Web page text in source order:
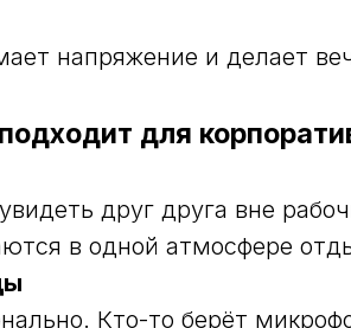
напряжение и делает
для
друг друга вне
в одной атмосфере
Кто-то берёт